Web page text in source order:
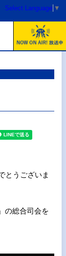
Select Language ▼
とうございま
の総合司会を